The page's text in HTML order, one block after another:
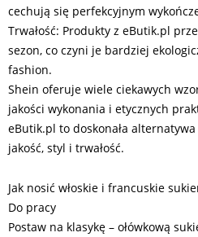
cechują się perfekcyjnym
Trwałość: Produkty z eButik.pl
sezon, co czyni je bardziej
fashion.
Shein oferuje wiele ciekawych
jakości wykonania i etycznych
eButik.pl to doskonała
jakość, styl i trwałość.
Jak nosić włoskie i francuskie
Do pracy
Postaw na klasykę – ołówkową